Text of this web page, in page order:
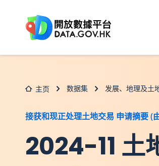
主页 数据集 发展、地理及土
接获和现正处理土地交易 申请摘要 (
2024-11 土